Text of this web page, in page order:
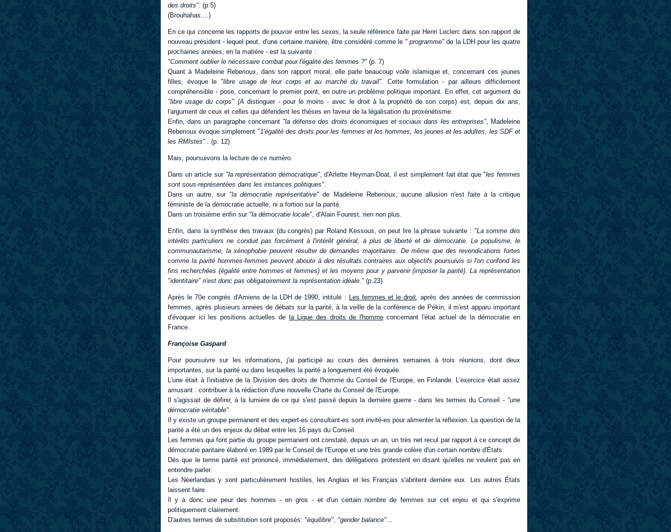
des droits". (p.5)
(Brouhahas....)
En ce qui concerne les rapports de pouvoir entre les sexes, la seule référence faite par Henri Leclerc dans son rapport de
nouveau président - lequel peut, d'une certaine manière, être considéré comme le " programme" de la LDH pour les quatre
prochaines années, en la matière - est la suivante :
"Comment oublier le nécessaire combat pour l'égalité des femmes ?" (p. 7)
Quant à Madeleine Reberioux, dans son rapport moral, elle parle beaucoup voile islamique et, concernant ces jeunes
filles, évoque le "libre usage de leur corps et au marché du travail".
Cette formulation - par ailleurs difficilement
compréhensible - pose, concernant le premier point, en outre un problème politique important. En effet, cet argument du
"libre usage du corps" (A distinguer - pour le moins - avec le droit à la propriété de son corps) est, depuis dix ans,
l'argument de ceux et celles qui défendent les thèses en faveur de la légalisation du proxénétisme.
Enfin, dans un paragraphe concernant "la défense des droits économiques et sociaux dans les entreprises", Madeleine
Reberioux évoque simplement "1'égalité des droits pour les femmes et les hommes, les jeunes et les adultes, les SDF et
les RMIstes".. .(p. 12)
Mais, poursuivons la lecture de ce numéro.
Dans un article sur "la représentation démocratique", d'Arlette Heyman-Doat, il est simplement fait état que "les femmes
sont sous-représentées dans les instances politiques".
Dans un autre, sur "la démocratie représentative"de Madeleine Reberioux, aucune allusion n'est faite à la critique
féministe de la démocratie actuelle, ni a fortiori sur la parité.
Dans un troisième enfin sur "la démocratie locale", d'Alain Fourest, rien non plus.
Enfin, dans la synthèse des travaux (du congrès) par Roland Kessous, on peut lire la phrase suivante : "La somme des
intérêts particuliers ne conduit pas forcément à l'intérêt général, à plus de liberté et de démocratie. Le populisme, le
communautarisme, la xénophobie peuvent résulter de demandes majoritaires. De même que des revendications fortes
comme la parité hommes-femmes peuvent aboutir à des résultats contraires aux objectifs poursuivis si l'on confond les
fins recherchées (égalité entre hommes et femmes) et les moyens pour y parvenir (imposer la parité). La représentation
"identitaire" n'est donc pas obligatoirement la représentation idéale." (p.23).
Après le 70e congrès d'Amiens de la LDH de 1990, intitulé : Les femmes et le droit, après des années de commission
femmes, après plusieurs années de débats sur la parité, à la veille de la conférence de Pékin, il m'est apparu important
d'évoquer ici les positions actuelles de
la Ligue des droits de l'hommeconcernant l'état actuel de la démocratie en
France.
Françoise Gaspard
Pour poursuivre sur les informations, j'ai participé au cours des dernières semaines à trois réunions, dont deux
importantes, sur la parité ou dans lesquelles la parité a longuement été évoquée.
L'une était à l'initiative de la Division des droits de l'homme du Conseil de l'Europe, en Finlande. L'exercice était assez
amusant : contribuer à la rédaction d'une nouvelle Charte du Conseil de l'Europe.
Il s'agissait de définir, à la lumière de ce qui s'est passé depuis la dernière guerre - dans les termes du Conseil -"une
démocratie véritable".
Il y existe un groupe permanent et des expert-es consultant-es sont invité-es pour alimenter la réflexion. La question de la
parité a été un des enjeux du débat entre les 16 pays du Conseil.
Les femmes qui font partie du groupe permanent ont constaté, depuis un an, un très net recul par rapport à ce concept de
démocratie paritaire élaboré en 1989 par le Conseil de l'Europe et une très grande colère d'un certain nombre d'États.
Dès que le terme parité est prononcé, immédiatement, des délégations protestent en disant qu'elles ne veulent pas en
entendre parler.
Les Néerlandais y sont particulièrement hostiles, les Anglais et les Français s'abritent derrière eux. Les autres États
laissent faire.
Il y a donc une peur des hommes - en gros - et d'un certain nombre de femmes sur cet enjeu et qui s'exprime
politiquement clairement.
D'autres termes de substitution sont proposés: "équilibre", "gender balance".. .